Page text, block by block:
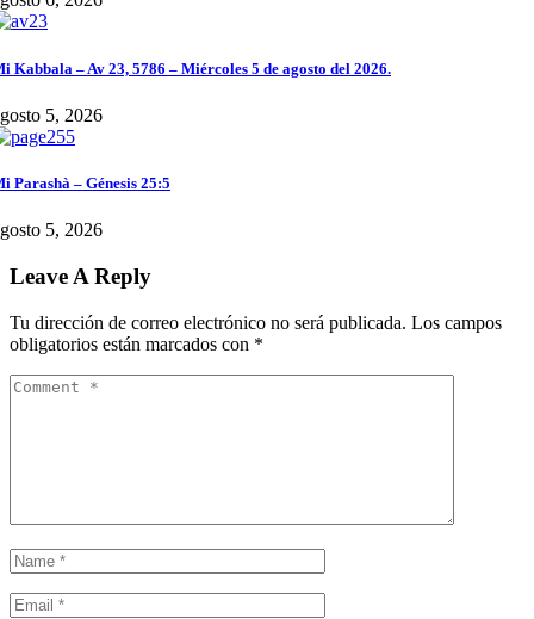
Kabbala – Av 23, 5786 – Miércoles 5 de agosto del 2026.
5, 2026
Parashà – Génesis 25:5
5, 2026
Leave A Reply
Tu dirección de correo electrónico no será publicada. Los campos
obligatorios están marcados con *